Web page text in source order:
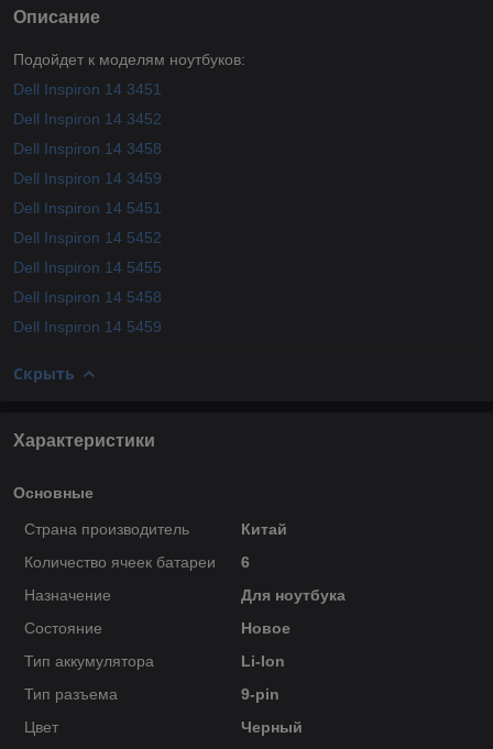
Описание
Подойдет к моделям ноутбуков:
Dell Inspiron 14 3451
Dell Inspiron 14 3452
Dell Inspiron 14 3458
Dell Inspiron 14 3459
Dell Inspiron 14 5451
Dell Inspiron 14 5452
Dell Inspiron 14 5455
Dell Inspiron 14 5458
Dell Inspiron 14 5459
Скрыть
Характеристики
Основные
Страна производитель
Китай
Количество ячеек батареи
6
Назначение
Для ноутбука
Состояние
Новое
Тип аккумулятора
Li-Ion
Тип разъема
9-pin
Цвет
Черный